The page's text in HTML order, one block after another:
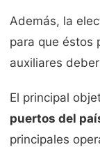
Además, la
para que éstos
auxiliares
El principal
puertos del
principales